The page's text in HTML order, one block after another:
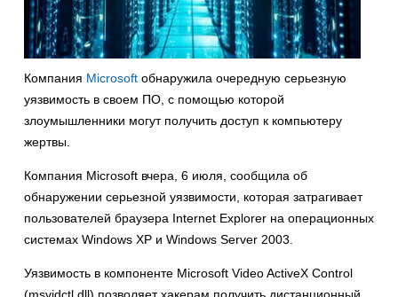
Компания Microsoft обнаружила очередную серьезную
уязвимость в своем ПО, с помощью которой
злоумышленники могут получить доступ к компьютеру
жертвы.
Компания Microsoft вчера, 6 июля, сообщила об
обнаружении серьезной уязвимости, которая затрагивает
пользователей браузера Internet Explorer на операционных
системах Windows XP и Windows Server 2003.
Уязвимость в компоненте Microsoft Video ActiveX Control